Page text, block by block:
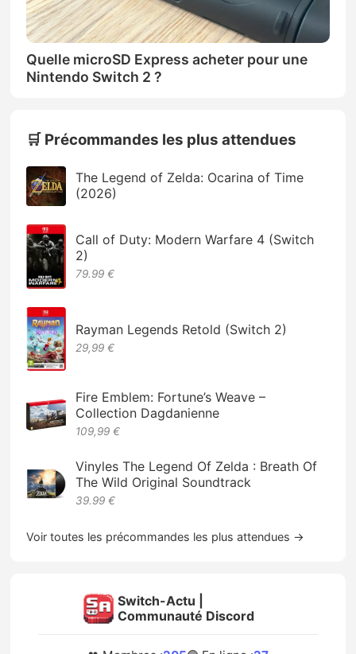
Quelle microSD Express acheter pour une
Nintendo Switch 2 ?
🛒 Précommandes les plus attendues
The Legend of Zelda: Ocarina of Time
(2026)
Call of Duty: Modern Warfare 4 (Switch
2)
79.99 €
Rayman Legends Retold (Switch 2)
29,99 €
Fire Emblem: Fortune’s Weave –
Collection Dagdanienne
109,99 €
Vinyles The Legend Of Zelda : Breath Of
The Wild Original Soundtrack
39.99 €
Voir toutes les précommandes les plus attendues →
Switch-Actu |
Communauté Discord